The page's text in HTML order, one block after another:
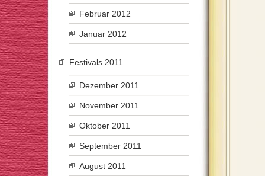
Februar 2012
Januar 2012
Festivals 2011
Dezember 2011
November 2011
Oktober 2011
September 2011
August 2011